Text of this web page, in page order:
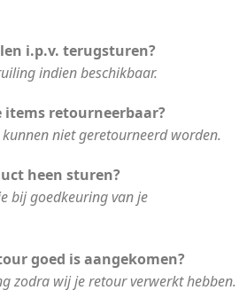
i.p.v. terugsturen?
indien beschikbaar.
items retourneerbaar?
niet geretourneerd worden.
heen sturen?
bij goedkeuring van je
goed is aangekomen?
zodra wij je retour verwerkt hebben.